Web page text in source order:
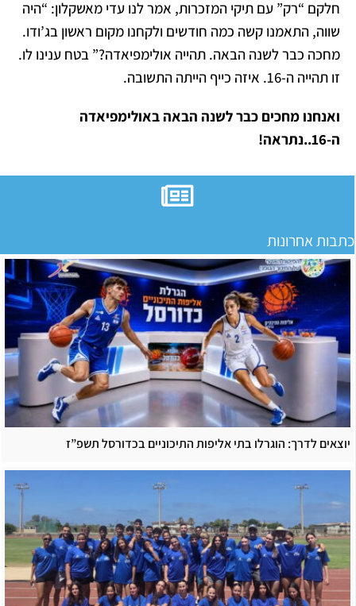
חלקם “רק” עם תיקי המזכרות, אמר לנו עדי מאשקלון: “היה
שווה, התאמנו קשה כמה חודשים ולקחנו מקום ראשון בג’ודו.
מחכה כבר לשנה הבאה. תהייה אולימפיאדה?” בטח ענינו לו.
זו תהייה ה-16. איזה כייף הייתה התשובה.
ואנחנו מחכים כבר לשנה הבאה באולימפיאדה
ה-16..נתראה!
כתבות אחרונות
יוצאים לדרך: הוגרלו בתי אליפות התיכוניים בכדורסל תשפ”ז